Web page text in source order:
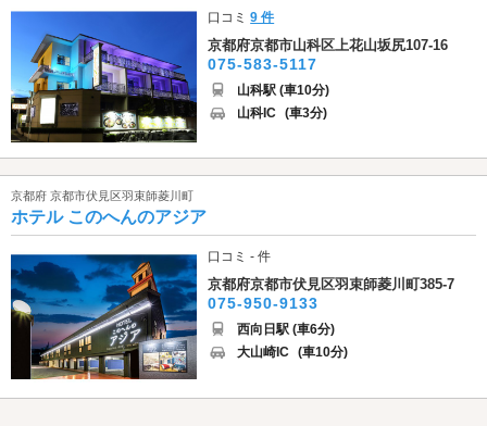
口コミ9 件
京都府京都市山科区上花山坂尻107-16
075-583-5117
山科駅 (車10分)
山科IC (車3分)
京都府 京都市伏見区羽束師菱川町
ホテル このへんのアジア
口コミ - 件
京都府京都市伏見区羽束師菱川町385-7
075-950-9133
西向日駅 (車6分)
大山崎IC (車10分)